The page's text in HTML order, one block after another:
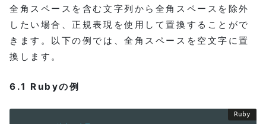
全角スペースを含む文字列から全角スペースを除外
したい場合、正規表現を使用して置換することがで
きます。以下の例では、全角スペースを空文字に置
換します。
6.1 Rubyの例